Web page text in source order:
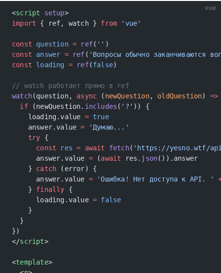
vue
<script setup>
import { ref, watch } from 'vue'
const question = ref( '' )
const answer = ref ( 'Вопросы обычно заканчиваются
const loading = ref(false)
// watch работает прямо в ref
watch(question, async ( newQuestion, oldQuestion) =>
  if
(newQuestion. includes ( '?' )) {
    loading.value
= true
    answer.value
= 'Думаю...'
    try
{
      const
res = await fetch( 'https://yesno.wtf/
      answer.value
= (await res. json()).answer
    }
catch (error) {
      answer.value
= 'Ошибка! Нет доступа к API. '
    }
finally {
      loading.value
= false
    }
  }
})
</script>
<template>